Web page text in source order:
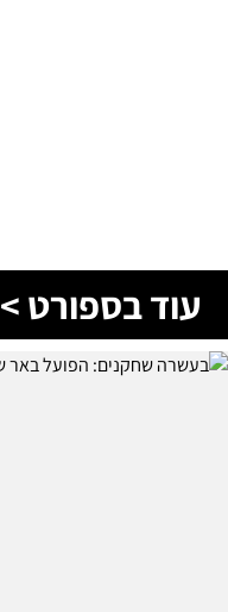
עוד בספורט >